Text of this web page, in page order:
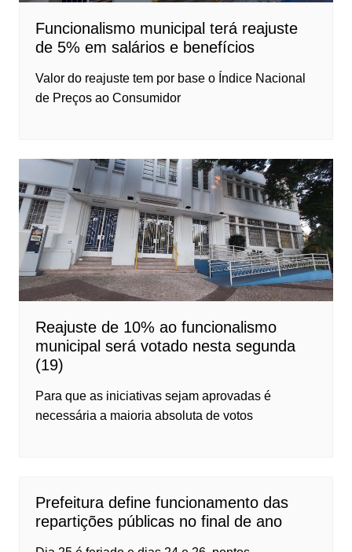
Funcionalismo municipal terá reajuste
de 5% em salários e benefícios
Valor do reajuste tem por base o Índice Nacional
de Preços ao Consumidor
Reajuste de 10% ao funcionalismo
municipal será votado nesta segunda
(19)
Para que as iniciativas sejam aprovadas é
necessária a maioria absoluta de votos
Prefeitura define funcionamento das
repartições públicas no final de ano